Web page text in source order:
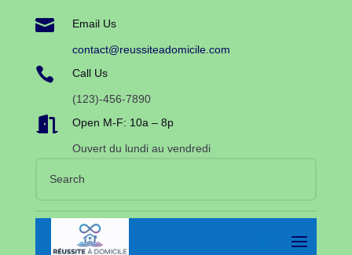
 Email Us
contact@reussiteadomicile.com
 Call Us
(123)-456-7890
 Open M-F: 10a – 8p
Ouvert du lundi au vendredi